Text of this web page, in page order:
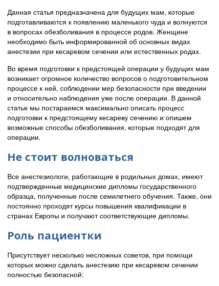
Данная статья предназначена для будущих мам, которые
подготавливаются к появлению маленького чуда и волнуются
в вопросах обезболивания в процессе родов. Женщине
необходимо быть информированной об основных видах
анестезии при кесаревом сечении или естественных родах.
Во время подготовки к предстоящей операции у будущих мам
возникает огромное количество вопросов о подготовительном
процессе к ней, соблюдении мер безопасности при введении
и относительно наблюдения уже после операции. В данной
статье мы постараемся максимально описать процесс
подготовки к предстоящему кесареву сечению и опишем
возможные способы обезболивания, которые подходят для
операции.
Не стоит волноваться
Все анестезиологи, работающие в родильных домах, имеют
подтвержденные медицинские дипломы государственного
образца, полученные после семилетнего обучения. Также, они
постоянно проходят курсы повышения квалификации в
странах Европы и получают соответствующие дипломы.
Роль пациентки
Присутствует несколько несложных советов, при помощи
которых можно сделать анестезию при кесаревом сечении
полностью безопасной: